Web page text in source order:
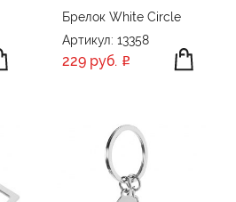
Брелок White Circle
Артикул: 13358
229 руб.